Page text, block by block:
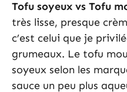
Tofu soyeux vs Tofu
très lisse, presque
c’est celui que je
grumeaux. Le tofu
soyeux selon les
sauce un peu plus